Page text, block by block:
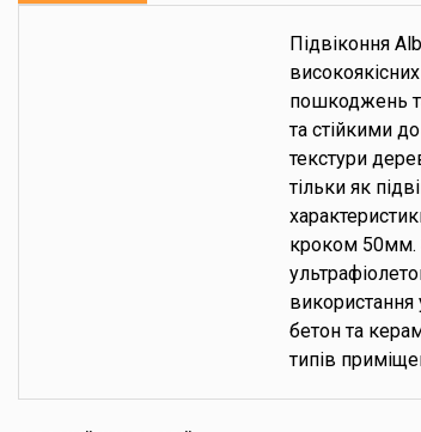
Підвіконня
пошкоджень
та стійкими
текстури
тільки як
кроком 50мм.
використання
бетон та
типів